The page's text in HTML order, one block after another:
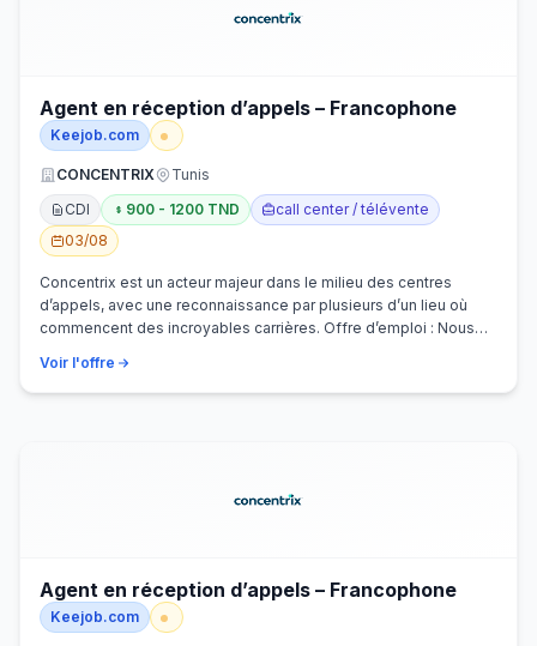
Agent en réception d’appels – Francophone
Keejob.com
CONCENTRIX
Tunis
CDI
900 - 1200 TND
call center / télévente
03/08
Concentrix est un acteur majeur dans le milieu des centres
d’appels, avec une reconnaissance par plusieurs d’un lieu où
commencent des incroyables carrières. Offre d’emploi : Nous
Voir l'offre
Agent en réception d’appels – Francophone
Keejob.com